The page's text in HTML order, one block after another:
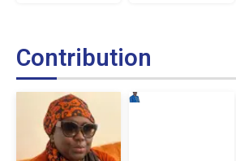
Contribution